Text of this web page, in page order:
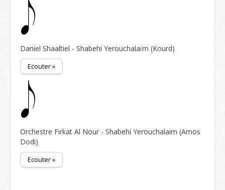
Daniel Shaaltiel - Shabehi Yerouchalaïm (Kourd)
Ecouter »
Orchestre Firkat Al Nour - Shabehi Yerouchalaim (Amos
Dodi)
Ecouter »